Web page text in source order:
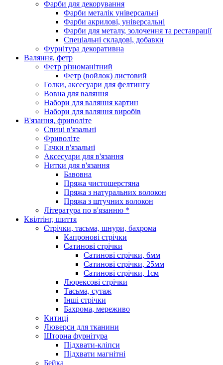
Фарби для декорування
Фарби металік універсальні
Фарби акрилові, універсальні
Фарби для металу, золочення та реставрації
Спеціальні складові, добавки
Фурнітура декоративна
Валяння, фетр
Фетр різноманітний
Фетр (войлок) листовий
Голки, аксесуари для фелтингу
Вовна для валяння
Набори для валяння картин
Набори для валяння виробів
В'язання, фриволіте
Спиці в'язальні
Фриволіте
Гачки в'язальні
Аксесуари для в'язання
Нитки для в'язання
Бавовна
Пряжа чистошерстяна
Пряжа з натуральних волокон
Пряжа з штучних волокон
Література по в'язанню *
Квілтінг, шиття
Стрічки, тасьма, шнури, бахрома
Капронові стрічки
Сатинові стрічки
Сатинові стрічки, 6мм
Сатинові стрічки, 25мм
Сатинові стрічки, 1см
Люрексові стрічки
Тасьма, сутаж
Інші стрічки
Бахрома, мереживо
Китиці
Люверси для тканини
Шторна фурнітура
Підхвати-кліпси
Підхвати магнітні
Бейка